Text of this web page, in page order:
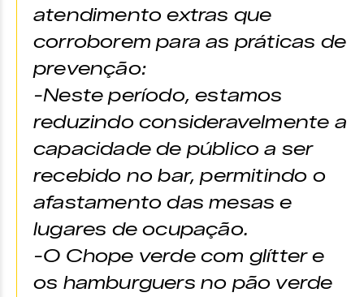
atendimento extras que
corroborem para as práticas de
prevenção:
-Neste período, estamos
reduzindo consideravelmente a
capacidade de público a ser
recebido no bar, permitindo o
afastamento das mesas e
lugares de ocupação.
-O Chope verde com glítter e
os hamburguers no pão verde